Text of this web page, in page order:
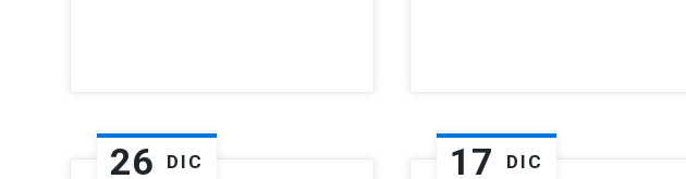
26 DIC 17 DIC